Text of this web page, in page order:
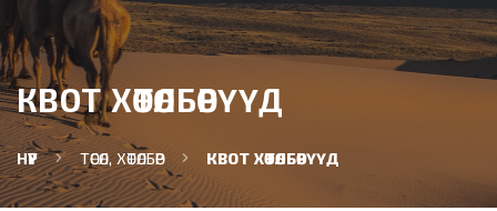
КВОТ ХӨТӨЛБӨРҮҮД
НҮҮР ТӨСӨЛ, ХӨТӨЛБӨР КВОТ ХӨТӨЛБӨРҮҮД